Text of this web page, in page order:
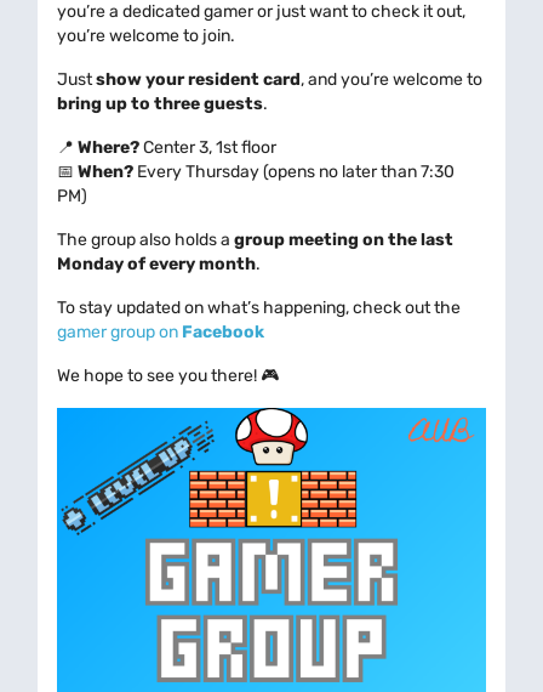
you’re a dedicated gamer or just want to check it out,
you’re welcome to join.
Justshow your resident card, and you’re welcome to
bring up to three guests.
📍 Where?Center 3, 1st floor
📅 When?Every Thursday (opens no later than 7:30
PM)
The group also holds a group meeting on the last
Monday of every month.
To stay updated on what’s happening, check out the
gamer group on Facebook
We hope to see you there! 🎮